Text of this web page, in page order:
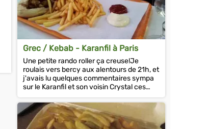
Grec / Kebab - Karanfil à Paris
Une petite rando roller ça creuse!Je
roulais vers bercy aux alentours de 21h, et
j'avais lu quelques commentaires sympa
sur le Karanfil et son voisin Crystal ces
derniers temps.Mais ce dernier...